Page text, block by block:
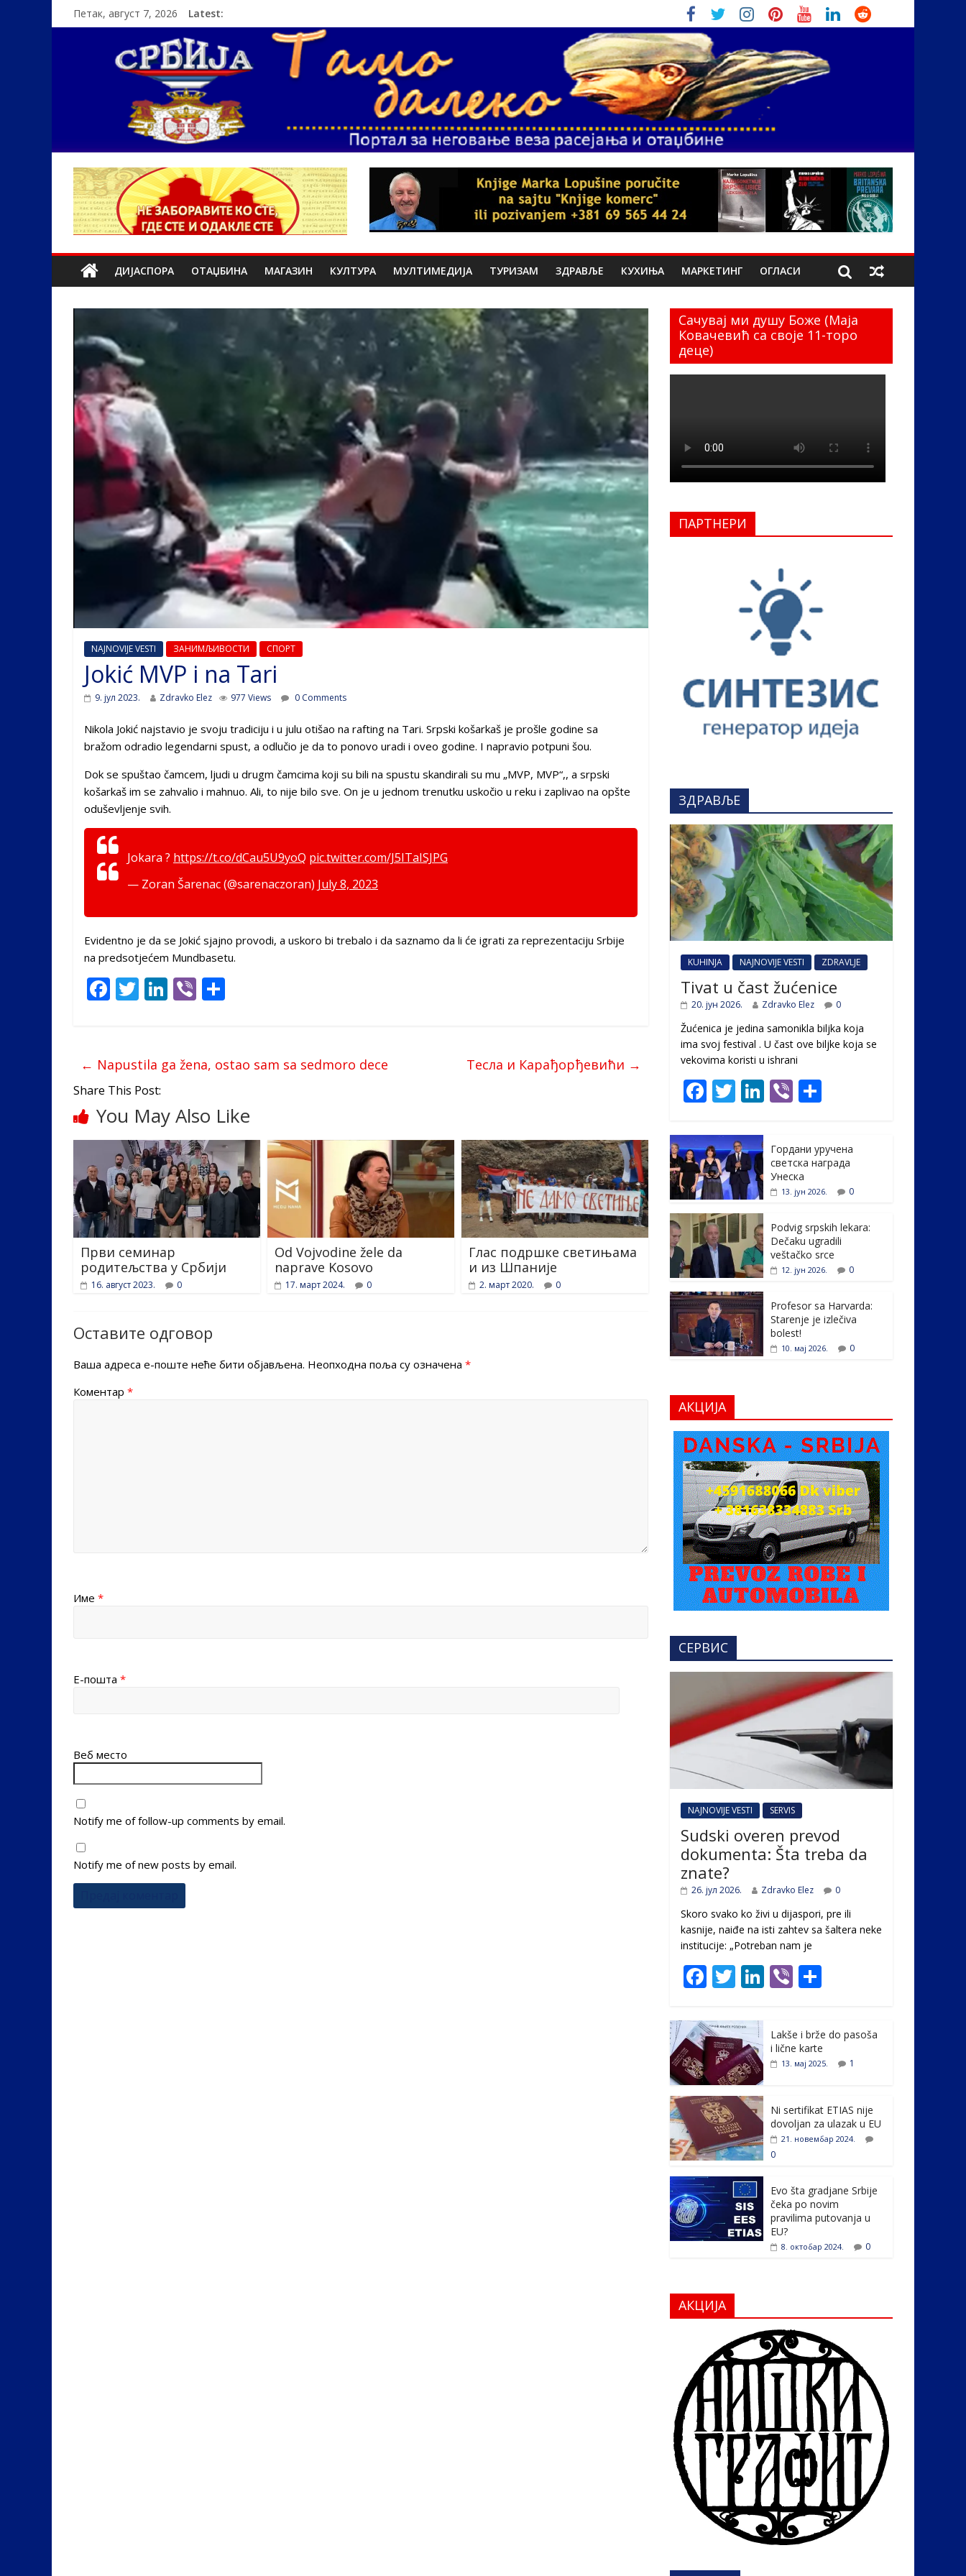
Петак, август 7, 2026 Latest:
ДИЈАСПОРА ОТАЏБИНА МАГАЗИН КУЛТУРА МУЛТИМЕДИЈА ТУРИЗАМ ЗДРАВЉЕ КУХИЊА МАРКЕТИНГ ОГЛАСИ
NAJNOVIJE VESTI ЗАНИМЉИВОСТИ СПОРТ
Jokić MVP i na Tari
9. јул 2023. Zdravko Elez 977 Views 0 Comments
Nikola Jokić najstavio je svoju tradiciju i u julu otišao na rafting na Tari. Srpski košarkaš je prošle godine sa
bražom odradio legendarni spust, a odlučio je da to ponovo uradi i oveo godine. I napravio potpuni šou.
Dok se spuštao čamcem, ljudi u drugm čamcima koji su bili na spustu skandirali su mu „MVP, MVP“,, a srpski
košarkaš im se zahvalio i mahnuo. Ali, to nije bilo sve. On je u jednom trenutku uskočio u reku i zaplivao na opšte
oduševljenje svih.
Jokara ? https://t.co/dCau5U9yoQ pic.twitter.com/J5ITaISJPG
— Zoran Šarenac (@sarenaczoran) July 8, 2023
Evidentno je da se Jokić sjajno provodi, a uskoro bi trebalo i da saznamo da li će igrati za reprezentaciju Srbije
na predsotjećem Mundbasetu.
F
ac
b
o
o
k
T
w
er
Li
n
e
dI
n
Vi
b
e
← Napustila ga žena, ostao sam sa sedmoro dece Тесла и Карађорђевићи →
Share This Post:
You May Also Like
Први семинар
родитељства у Србији
16. август 2023. 0
Od Vojvodine žele da
naprave Kosovo
17. март 2024. 0
Глас подршке светињама
и из Шпаније
2. март 2020. 0
Оставите одговор
Ваша адреса е-поште неће бити објављена. Неопходна поља су означена *
Коментар *
Име *
Е-пошта *
Веб место
Notify me of follow-up comments by email.
Notify me of new posts by email.
Сачувај ми душу Боже (Маја
Ковачевић са своје 11-торо
деце)
ПАРТНЕРИ
ЗДРАВЉЕ
KUHINJA NAJNOVIJE VESTI ZDRAVLJE
Tivat u čast žućenice
20. јун 2026. Zdravko Elez 0
Žućenica je jedina samonikla biljka koja
ima svoj festival . U čast ovе biljke koja se
vekovima koristi u ishrani
F
e
b
o
o
k
T
itt
er
Li
e
dI
n
Vi
e
Гордани уручена
светска награда
Унеска
13. јун 2026. 0
Podvig srpskih lekara:
Dečaku ugradili
veštačko srce
12. јун 2026. 0
Profesor sa Harvarda:
Starenje je izlečiva
bolest!
10. мај 2026. 0
АКЦИЈА
СЕРВИС
NAJNOVIJE VESTI SERVIS
Sudski overen prevod
dokumenta: Šta treba da
znate?
26. јул 2026. Zdravko Elez 0
Skoro svako ko živi u dijaspori, pre ili
kasnije, naiđe na isti zahtev sa šaltera neke
institucije: „Potreban nam je
F
e
b
o
o
k
T
itt
er
Li
e
dI
Vi
er ar
e
Lakše i brže do pasoša
i lične karte
13. мај 2025. 1
Ni sertifikat ETIAS nije
dovoljan za ulazak u EU
21. новембар 2024.
0
Evo šta gradjane Srbije
čeka po novim
pravilima putovanja u
EU?
8. октобар 2024. 0
АКЦИЈА